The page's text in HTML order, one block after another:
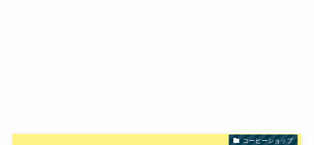
コーヒーショップ